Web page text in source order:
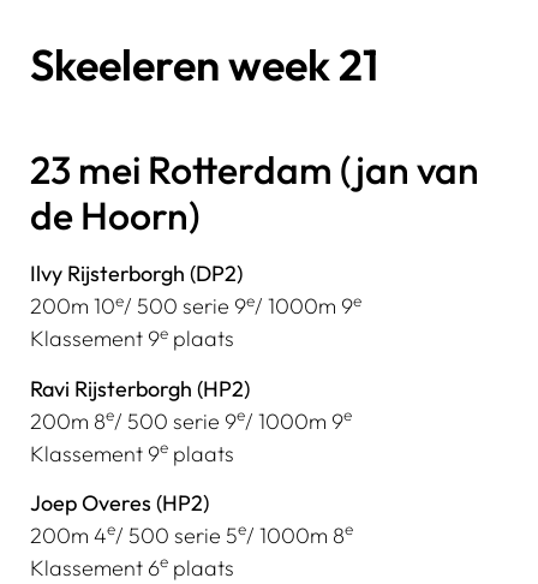
Skeeleren week 21
23 mei Rotterdam (jan van
de Hoorn)
Ilvy Rijsterborgh (DP2)
200m 10e/ 500 serie 9e/ 1000m 9e
Klassement 9e plaats
Ravi Rijsterborgh (HP2)
200m 8e/ 500 serie 9e/ 1000m 9e
Klassement 9e plaats
Joep Overes (HP2)
200m 4e/ 500 serie 5e/ 1000m 8e
Klassement 6e plaats